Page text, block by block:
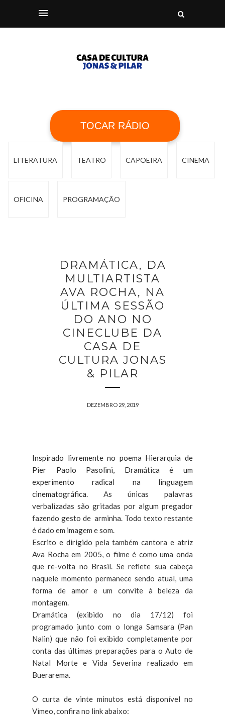
TOCAR RÁDIO
LITERATURA TEATRO CAPOEIRA CINEMA
OFICINA PROGRAMAÇÃO
DRAMÁTICA, DA
MULTIARTISTA
AVA ROCHA, NA
ÚLTIMA SESSÃO
DO ANO NO
CINECLUBE DA
CASA DE
CULTURA JONAS
& PILAR
DEZEMBRO 29, 2019
Inspirado livremente no poema Hierarquia de
Pier Paolo Pasolini, Dramática é um
experimento radical na linguagem
cinematográfica. As únicas palavras
verbalizadas são gritadas por algum pregador
fazendo gesto de arminha. Todo texto restante
é dado em imagem e som.
Escrito e dirigido pela também cantora e atriz
Ava Rocha em 2005, o filme é como uma onda
que re-volta no Brasil. Se reflete sua cabeça
naquele momento permanece sendo atual, uma
forma de amor e um convite à beleza da
montagem.
Dramática (exibido no dia 17/12) foi
programado junto com o longa Samsara (Pan
Nalin) que não foi exibido completamente por
conta das últimas preparações para o Auto de
Natal Morte e Vida Severina realizado em
Buerarema.
O curta de vinte minutos está disponível no
Vimeo, confira no link abaixo: